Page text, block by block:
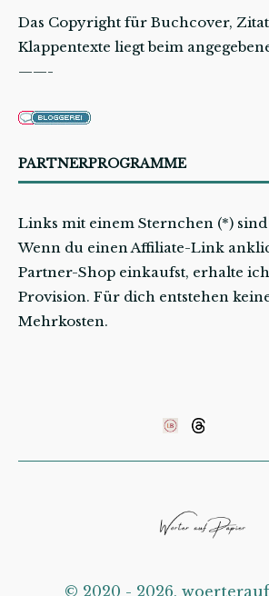
Das Copyright für Buchcover,
Klappentexte liegt beim
——-
PARTNERPROGRAMME
Links mit einem Sternchen (*)
Wenn du einen Affiliate-Link
Partner-Shop einkaufst, erhalte
Provision. Für dich entstehen
Mehrkosten.
©️ 2020 - 2026,